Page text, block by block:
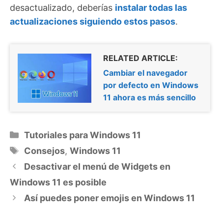
desactualizado, deberías instalar todas las
actualizaciones siguiendo estos pasos.
RELATED ARTICLE:
Cambiar el navegador
por defecto en Windows
11 ahora es más sencillo
Categorías
Tutoriales para Windows 11
Etiquetas
Consejos, Windows 11
Desactivar el menú de Widgets en
Windows 11 es posible
Así puedes poner emojis en Windows 11